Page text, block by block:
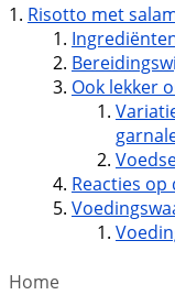
Risotto met
Ook lekker
Reacties
Home